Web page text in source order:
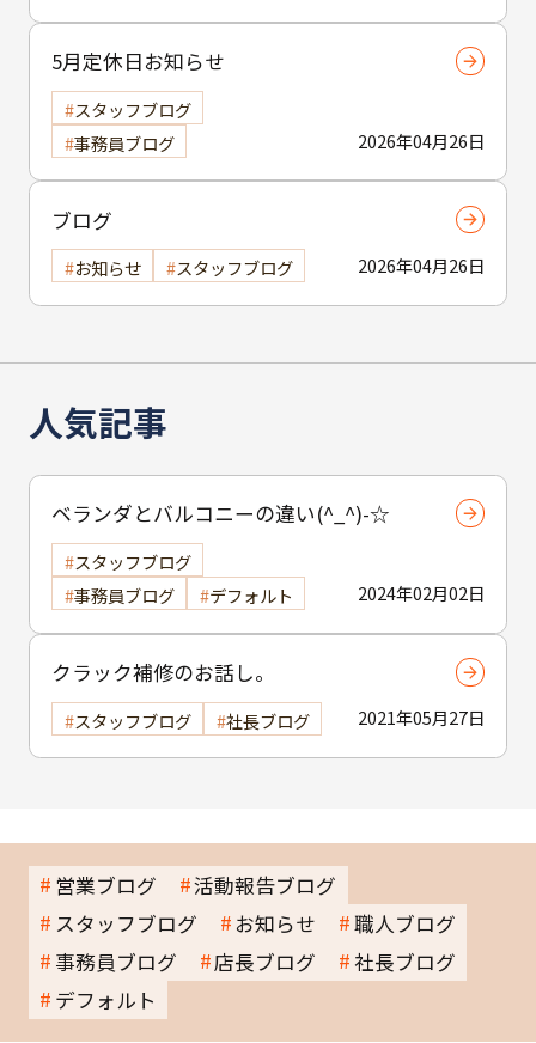
5月定休日お知らせ
2026年04月26日
スタッフブログ
事務員ブログ
ブログ
2026年04月26日
お知らせ スタッフブログ
人気記事
ベランダとバルコニーの違い(^_^)-☆
2024年02月02日
スタッフブログ
事務員ブログ
デフォルト
クラック補修のお話し。
2021年05月27日
スタッフブログ 社長ブログ
営業ブログ
活動報告ブログ
スタッフブログ
お知らせ
職人ブログ
事務員ブログ
店長ブログ
社長ブログ
デフォルト